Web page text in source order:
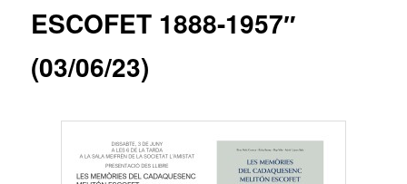
ESCOFET 1888-1957″
(03/06/23)